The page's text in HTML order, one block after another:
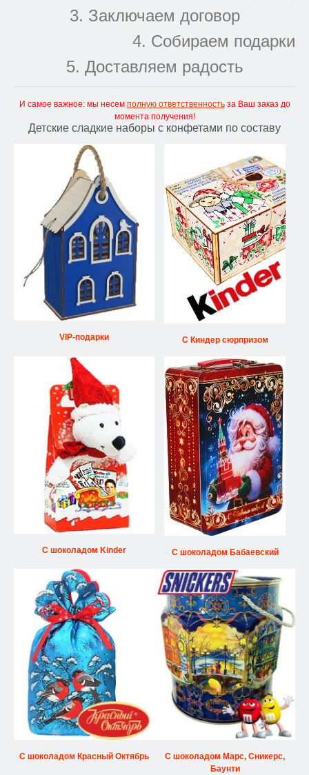
3. Заключаем договор
4. Собираем подарки
5. Доставляем радость
И самое важное: мы несем полную ответственностьза Ваш заказ до
момента получения!
Детские сладкие наборы с конфетами по составу
VIP-подарки С Киндер сюрпризом
С шоколадом Kinder С шоколадом Бабаевский
С шоколадом Красный Октябрь
С шоколадом Марс, Сникерс,
Баунти